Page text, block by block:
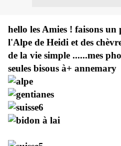
hello les Amies ! faisons
l'Alpe de Heidi et des
de la vie simple ......mes
seules bisous à+ annemary